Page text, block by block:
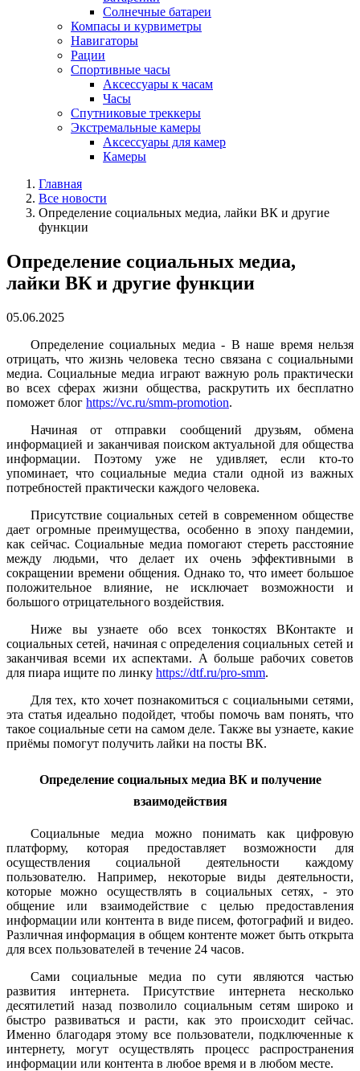
Солнечные батареи
Компасы и курвиметры
Навигаторы
Рации
Спортивные часы
Аксессуары к часам
Часы
Спутниковые треккеры
Экстремальные камеры
Аксессуары для камер
Камеры
Главная
Все новости
Определение социальных медиа, лайки ВК и другие
функции
Определение социальных медиа,
лайки ВК и другие функции
05.06.2025
Определение социальных медиа - В наше время нельзя
отрицать, что жизнь человека тесно связана с социальными
медиа. Социальные медиа играют важную роль практически
во всех сферах жизни общества, раскрутить их бесплатно
поможет блог https://vc.ru/smm-promotion.
Начиная от отправки сообщений друзьям, обмена
информацией и заканчивая поиском актуальной для общества
информации. Поэтому уже не удивляет, если кто-то
упоминает, что социальные медиа стали одной из важных
потребностей практически каждого человека.
Присутствие социальных сетей в современном обществе
дает огромные преимущества, особенно в эпоху пандемии,
как сейчас. Социальные медиа помогают стереть расстояние
между людьми, что делает их очень эффективными в
сокращении времени общения. Однако то, что имеет большое
положительное влияние, не исключает возможности и
большого отрицательного воздействия.
Ниже вы узнаете обо всех тонкостях ВКонтакте и
социальных сетей, начиная с определения социальных сетей и
заканчивая всеми их аспектами. А больше рабочих советов
для пиара ищите по линку https://dtf.ru/pro-smm.
Для тех, кто хочет познакомиться с социальными сетями,
эта статья идеально подойдет, чтобы помочь вам понять, что
такое социальные сети на самом деле. Также вы узнаете, какие
приёмы помогут получить лайки на посты ВК.
Определение социальных медиа ВК и получение
взаимодействия
Социальные медиа можно понимать как цифровую
платформу, которая предоставляет возможности для
осуществления социальной деятельности каждому
пользователю. Например, некоторые виды деятельности,
которые можно осуществлять в социальных сетях, - это
общение или взаимодействие с целью предоставления
информации или контента в виде писем, фотографий и видео.
Различная информация в общем контенте может быть открыта
для всех пользователей в течение 24 часов.
Сами социальные медиа по сути являются частью
развития интернета. Присутствие интернета несколько
десятилетий назад позволило социальным сетям широко и
быстро развиваться и расти, как это происходит сейчас.
Именно благодаря этому все пользователи, подключенные к
интернету, могут осуществлять процесс распространения
информации или контента в любое время и в любом месте.